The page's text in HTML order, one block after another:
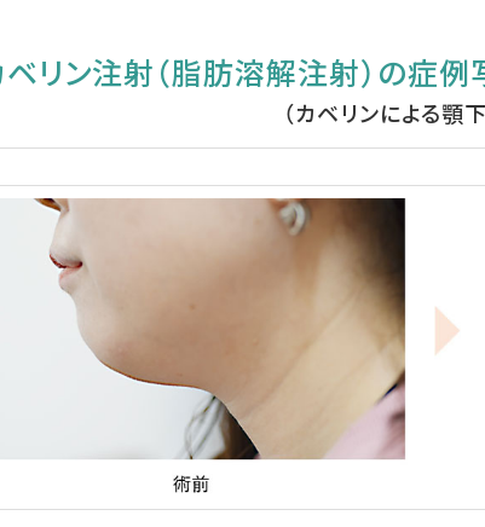
リン注射（脂肪溶解注射）の症例
（カベリンによる顎